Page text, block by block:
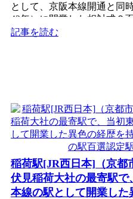
として、京阪本線開通と同
43年）に開業した相対式２
当初「稲荷新道...
記事を読む
稲荷駅[JR西日本]（京都
伏見稲荷大社の最寄駅で
本線の駅として開業した